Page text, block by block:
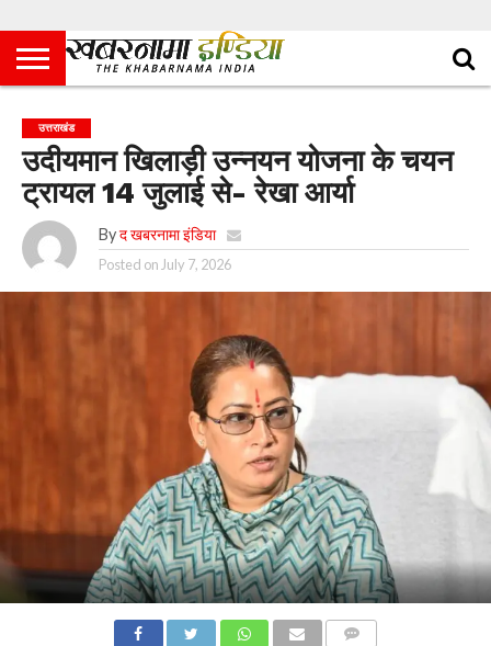
उत्तराखंड
उदीयमान खिलाड़ी उन्नयन योजना के चयन
ट्रायल 14 जुलाई से- रेखा आर्या
By द खबरनामा इंडिया
Posted on July 7, 2026